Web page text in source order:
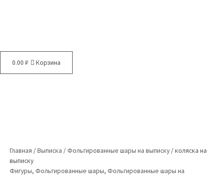
0.00 ₽ Корзина
Главная /Выписка /Фольгированные шары на выписку /коляска на
выписку
Фигуры, Фольгированные шары, Фольгированные шары на